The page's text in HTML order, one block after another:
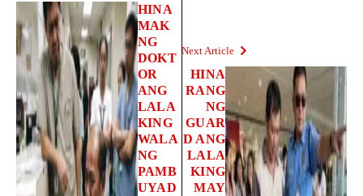
HINA
MAK
NG
DOKT
OR
ANG
LALA
KING
WALA
NG
PAMB
UYAD
Next Article
HINA
RANG
NG
GUAR
D ANG
LALA
KING
MAY